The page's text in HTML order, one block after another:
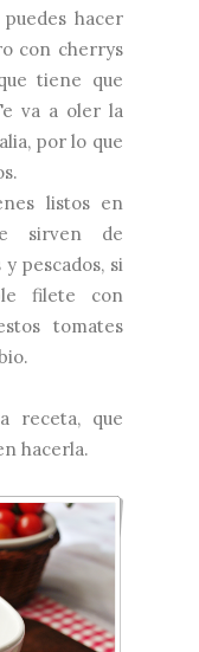
hacer
con cherrys
tiene que
va a oler la
por lo que
listos en
sirven de
pescados, si
filete con
tomates
receta, que
hacerla.